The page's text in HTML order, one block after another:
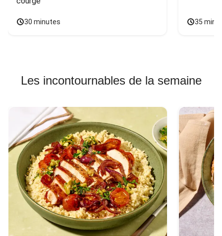
30 minutes 35
Les incontournables de la semaine